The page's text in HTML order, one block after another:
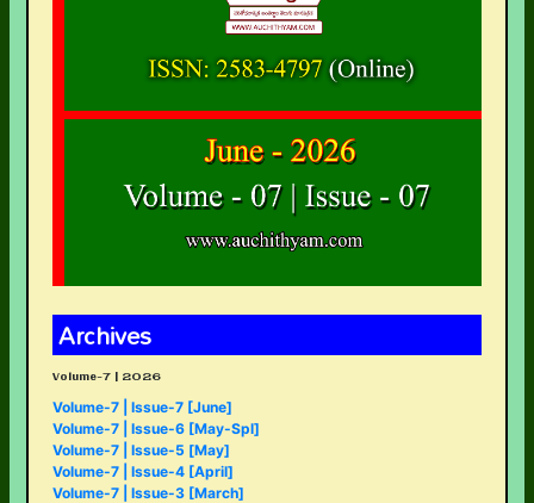
Archives
Volume-7 | 2026
Volume-7 | Issue-7 [June]
Volume-7 | Issue-6 [May-Spl]
Volume-7 | Issue-5 [May]
Volume-7 | Issue-4 [April]
Volume-7 | Issue-3 [March]